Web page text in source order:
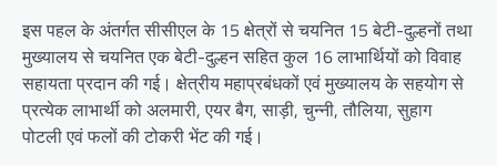
इस पहल के अंतर्गत सीसीएल के 15 क्षेत्रों से चयनित 15 बेटी-दुल्हनों तथा
मुख्यालय से चयनित एक बेटी-दुल्हन सहित कुल 16 लाभार्थियों को विवाह
सहायता प्रदान की गई। क्षेत्रीय महाप्रबंधकों एवं मुख्यालय के सहयोग से
प्रत्येक लाभार्थी को अलमारी, एयर बैग, साड़ी, चुन्नी, तौलिया, सुहाग
पोटली एवं फलों की टोकरी भेंट की गई।